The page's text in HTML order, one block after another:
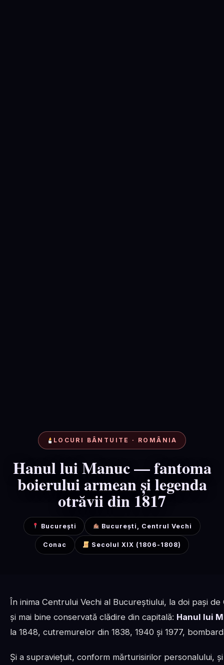
LOCURI BÂNTUITE · ROMÂNIA
Hanul lui Manuc — fantoma
boierului armean și legenda
otrăvii din 1817
București București, Centrul Vechi
Conac Secolul XIX (1806-1808)
În inima Centrului Vechi al Bucureștiului, la doi pași
și mai bine conservată clădire din capitală: Hanul lui
la 1848, cutremurelor din 1838, 1940 și 1977,
Și a supraviețuit, conform mărturisirilor personalului,